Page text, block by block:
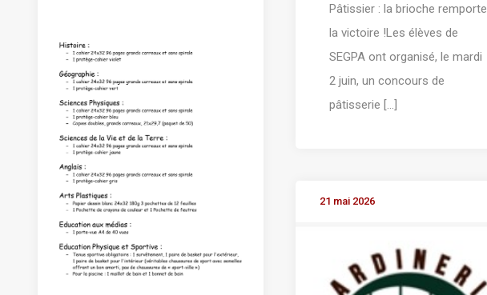
Pâtissier : la brioche remporte
la victoire !Les élèves de
SEGPA ont organisé, le mardi
2 juin, un concours de
pâtisserie [...]
21 mai 2026